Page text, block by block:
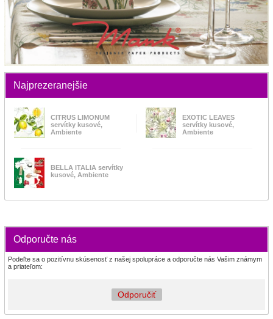
Najprezeranejšie
CITRUS LIMONUM
servítky kusové,
Ambiente
EXOTIC LEAVES
servítky kusové,
Ambiente
BELLA ITALIA servítky
kusové, Ambiente
Odporučte nás
Podeľte sa o pozitívnu skúsenosť z našej spolupráce a odporučte nás Vašim známym
a priateľom:
Odporučiť